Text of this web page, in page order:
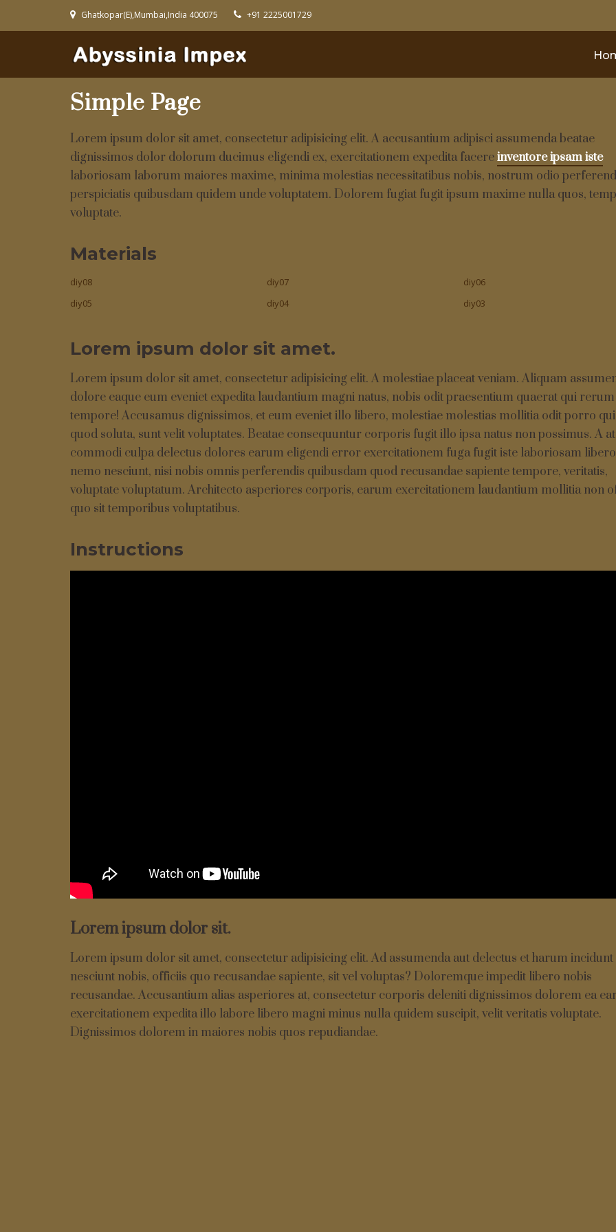
Ghatkopar(E),Mumbai,India 400075 +91 2225001729
Simple Page
Lorem ipsum dolor sit amet, consectetur adipisicing elit. A accusantium adipisci assumenda beatae
dignissimos dolor dolorum ducimus eligendi ex, exercitationem expedita facereinventore ipsam iste
laboriosam laborum maiores maxime, minima molestias necessitatibus nobis, nostrum odio
perspiciatis quibusdam quidem unde voluptatem. Dolorem fugiat fugit ipsum maxime nulla quos,
voluptate.
Materials
diy08 diy07
diy06
diy05
diy04 diy03
Lorem ipsum dolor sit amet.
Lorem ipsum dolor sit amet, consectetur adipisicing elit. A molestiae placeat veniam. Aliquam
dolore eaque eum eveniet expedita laudantium magni natus, nobis odit praesentium quaerat qui
tempore! Accusamus dignissimos, et eum eveniet illo libero, molestiae molestias mollitia odit porro
quod soluta, sunt velit voluptates. Beatae consequuntur corporis fugit illo ipsa natus non possimus. A at
commodi culpa delectus dolores earum eligendi error exercitationem fuga fugit iste laboriosam
nemo nesciunt, nisi nobis omnis perferendis quibusdam quod recusandae sapiente tempore, veritatis,
voluptate voluptatum. Architecto asperiores corporis, earum exercitationem laudantium mollitia non
quo sit temporibus voluptatibus.
Instructions
Lorem ipsum dolor sit.
Lorem ipsum dolor sit amet, consectetur adipisicing elit. Ad assumenda aut delectus et harum incidunt
nesciunt nobis, officiis quo recusandae sapiente, sit vel voluptas? Doloremque impedit libero nobis
recusandae. Accusantium alias asperiores at, consectetur corporis deleniti dignissimos dolorem ea
exercitationem expedita illo labore libero magni minus nulla quidem suscipit, velit veritatis voluptate.
Dignissimos dolorem in maiores nobis quos repudiandae.